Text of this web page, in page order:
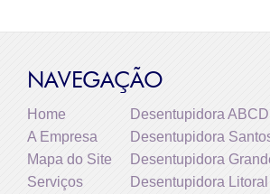
NAVEGAÇÃO
Home
A Empresa
Mapa do Site
Serviços
Desentupidora ABCD
Desentupidora
Desentupidora
Desentupidora Litoral